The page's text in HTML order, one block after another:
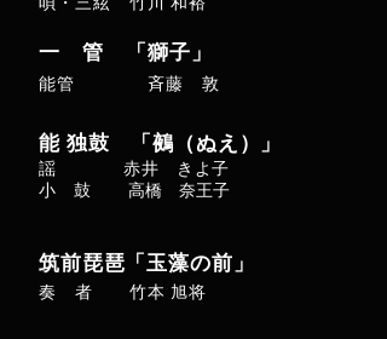
唄・三絃 竹川 和裕
一 管 「獅子」
能管 斉藤 敦
能 独鼓 「鵺（ぬえ）」
謡 赤井 きよ子
小 鼓 高橋 奈王子
筑前琵琶「玉藻の前」
奏 者 竹本 旭将